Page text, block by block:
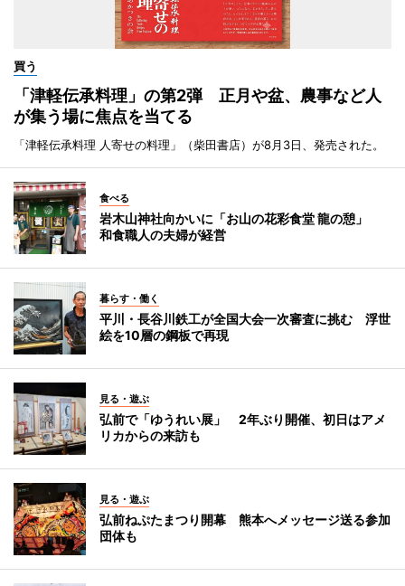
買う
「津軽伝承料理」の第2弾 正月や盆、農事など人
が集う場に焦点を当てる
「津軽伝承料理 人寄せの料理」（柴田書店）が8月3日、発売された。
食べる
岩木山神社向かいに「お山の花彩食堂 龍の憩」
和食職人の夫婦が経営
暮らす・働く
平川・長谷川鉄工が全国大会一次審査に挑む 浮世
絵を10層の鋼板で再現
見る・遊ぶ
弘前で「ゆうれい展」 2年ぶり開催、初日はアメ
リカからの来訪も
見る・遊ぶ
弘前ねぷたまつり開幕 熊本へメッセージ送る参加
団体も